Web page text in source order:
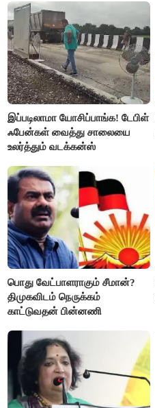
இப்படிலாமா யோசிப்பாங்க! டேபிள்
ஃபேன்கள் வைத்து சாலையை
உலர்த்தும் வடக்கன்ஸ்
பொது வேட்பாளராகும் சீமான்?
திமுகவிடம் நெருக்கம்
காட்டுவதன் பின்னணி